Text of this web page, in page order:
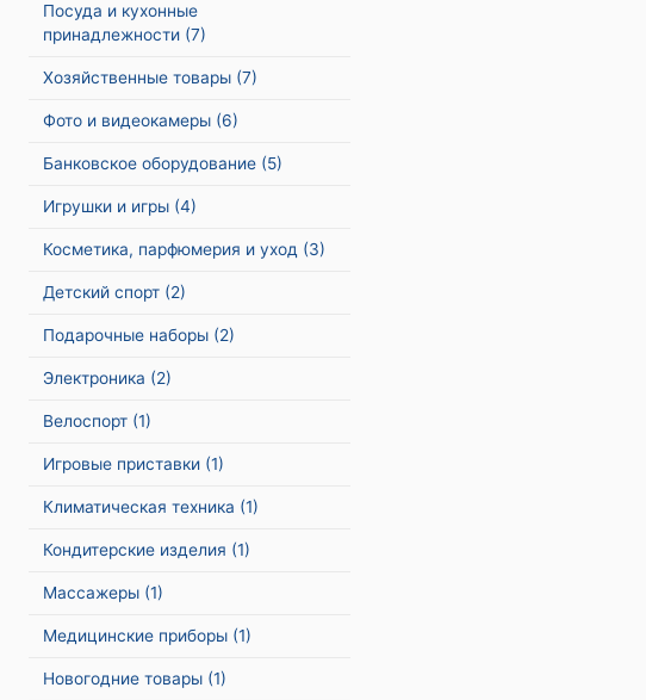
Посуда и кухонные
принадлежности (7)
Хозяйственные товары (7)
Фото и видеокамеры (6)
Банковское оборудование (5)
Игрушки и игры (4)
Косметика, парфюмерия и уход (3)
Детский спорт (2)
Подарочные наборы (2)
Электроника (2)
Велоспорт (1)
Игровые приставки (1)
Климатическая техника (1)
Кондитерские изделия (1)
Массажеры (1)
Медицинские приборы (1)
Новогодние товары (1)